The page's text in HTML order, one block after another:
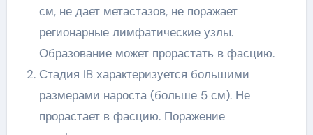
см, не дает метастазов, не поражает
регионарные лимфатические узлы.
Образование может прорастать в фасцию.
Стадия IB характеризуется большими
размерами нароста (больше 5 см). Не
прорастает в фасцию. Поражение